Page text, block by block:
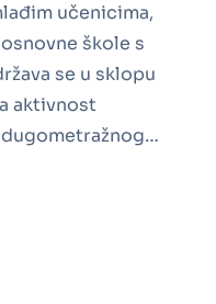
učenicima,
škole s
se u sklopu
aktivnost